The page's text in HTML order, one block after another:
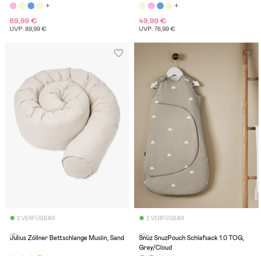
69,99 €
UVP: 89,99 €
49,99 €
UVP: 76,99 €
2 VERFÜGBAR
(2)
Julius Zöllner Bettschlange Muslin, Sand
3 VERFÜGBAR
(0)
Snüz SnuzPouch Schlafsack 1.0 TOG,
Grey/Cloud